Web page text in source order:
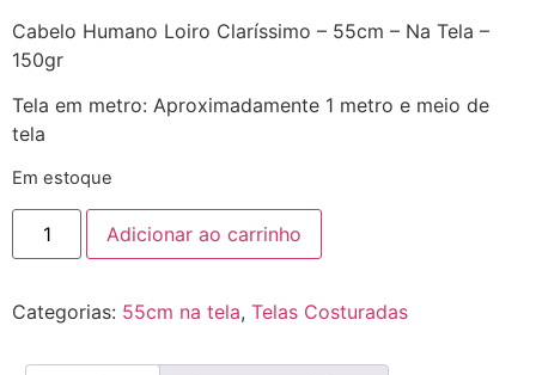
Cabelo Humano Loiro Claríssimo – 55cm – Na Tela –
150gr
Tela em metro: Aproximadamente 1 metro e meio de
tela
Em estoque
Adicionar ao carrinho
Categorias: 55cm na tela, Telas Costuradas